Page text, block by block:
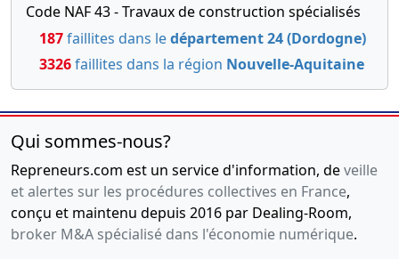
Code NAF 43 - Travaux de construction spécialisés
187faillites dans ledépartement 24 (Dordogne)
3326faillites dans la région Nouvelle-Aquitaine
Qui sommes-nous?
Repreneurs.com est un service d'information, deveille
et alertes sur les procédures collectives en France,
conçu et maintenu depuis 2016 par Dealing-Room,
broker M&A spécialisé dans l'économie numérique.